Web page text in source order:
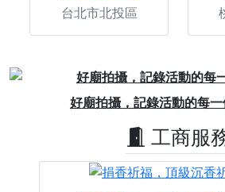
台北市北投區
好廟拍攝，記錄活動的每
Previous
工商服